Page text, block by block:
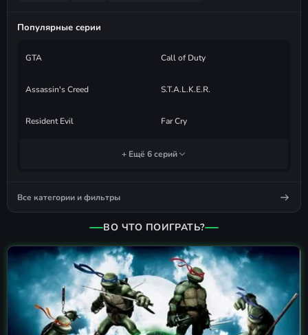
Популярные серии
GTA Call of Duty
Assassin's Creed S.T.A.L.K.E.R.
Resident Evil Far Cry
+ Ещё 6 серий
Все категории и фильтры
ВО ЧТО ПОИГРАТЬ?